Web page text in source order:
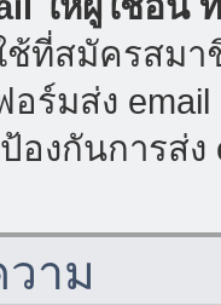
ที่สมัครสมา
ร์มส่ง
งกันการส่ง
าม